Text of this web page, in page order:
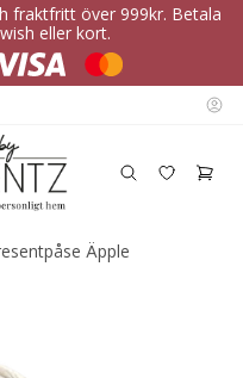
fraktfritt över 999kr. Betala
eller kort.
Äpple